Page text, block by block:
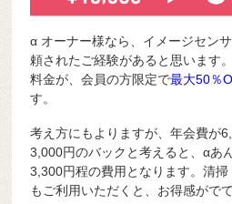
α オーナー様なら、イメージセン
頼されたご経験があると思います
料金が、会員の方限定で最大50％
す。
考え方にもよりますが、年会費が
3,000円のバックと考えると、αあ
3,300円程の費用となります。清
もご利用いただくと、お得感がで